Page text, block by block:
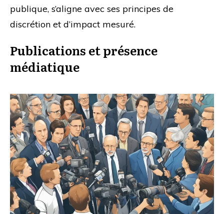
publique, s’aligne avec ses principes de
discrétion et d’impact mesuré.
Publications et présence
médiatique